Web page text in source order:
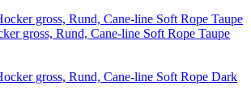
gross, Rund, Cane-line Soft Rope Taupe